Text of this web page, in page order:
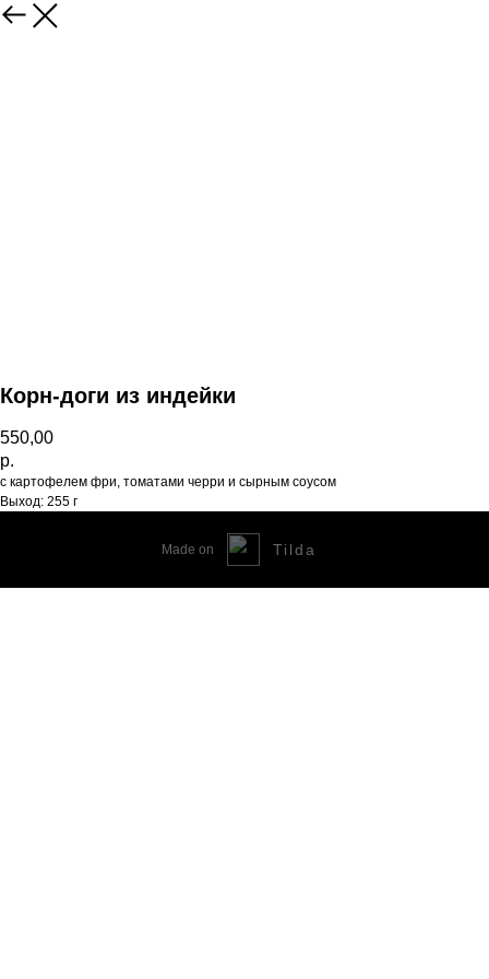
Корн-доги из индейки
550,00
р.
с картофелем фри, томатами черри и сырным соусом
Выход: 255 г
Made on Tilda